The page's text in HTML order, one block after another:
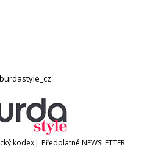
kodex| Předplatné NEWSLETTER